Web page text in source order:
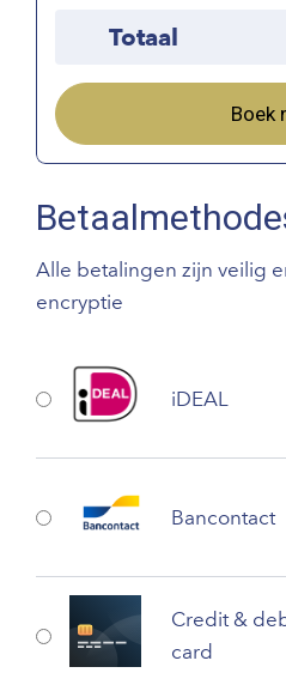
Totaal
Boek
Alle betalingen zijn veilig
encryptie
iDEAL
Bancontact
Credit &
card